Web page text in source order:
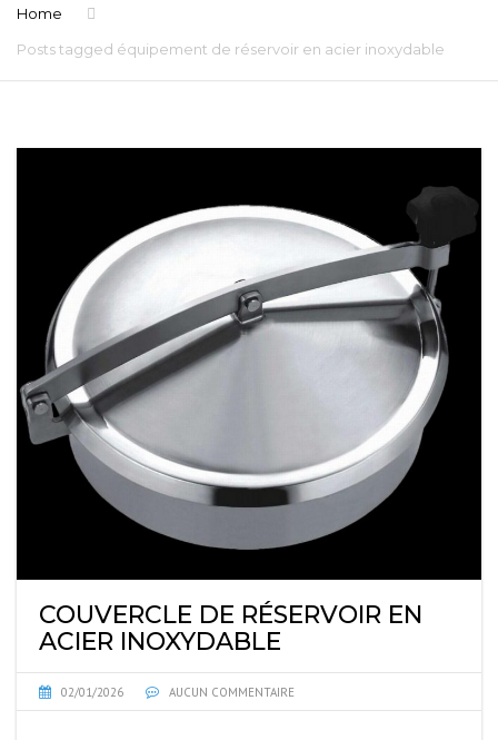
Home
Posts tagged équipement de réservoir en acier inoxydable
COUVERCLE DE RÉSERVOIR EN
ACIER INOXYDABLE
02/01/2026 AUCUN COMMENTAIRE